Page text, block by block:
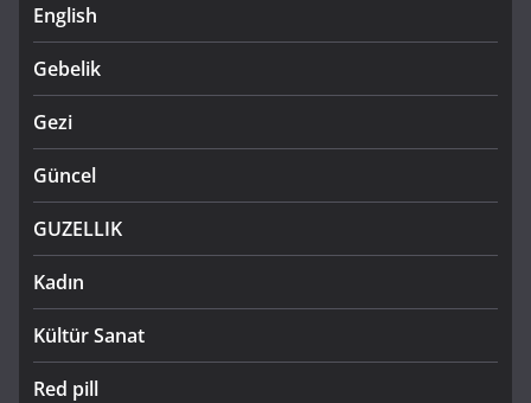
English
Gebelik
Gezi
Güncel
GUZELLIK
Kadın
Kültür Sanat
Red pill